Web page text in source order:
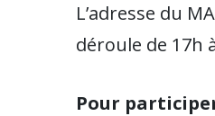
L’adresse du
déroule de 17h
Pour